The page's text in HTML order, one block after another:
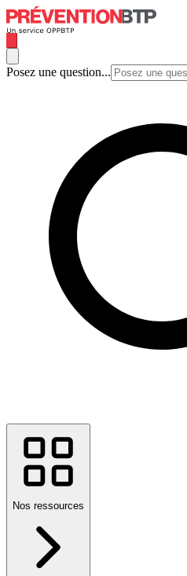
Posez une question...
Nos ressources